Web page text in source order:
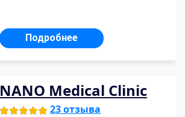
Подробнее
NANO Medical Clinic
23 отзыва